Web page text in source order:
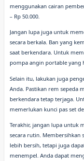
menggunakan cairan
– Rp 50.000.
Jangan lupa juga untuk
secara berkala. Ban yang
saat berkendara. Untuk
pompa angin portable yang
Selain itu, lakukan juga
Anda. Pastikan rem sepeda
berkendara tetap terjaga.
memerlukan kunci pas set
Terakhir, jangan lupa untuk
secara rutin.
lebih bersih, tetapi juga
menempel. Anda dapat